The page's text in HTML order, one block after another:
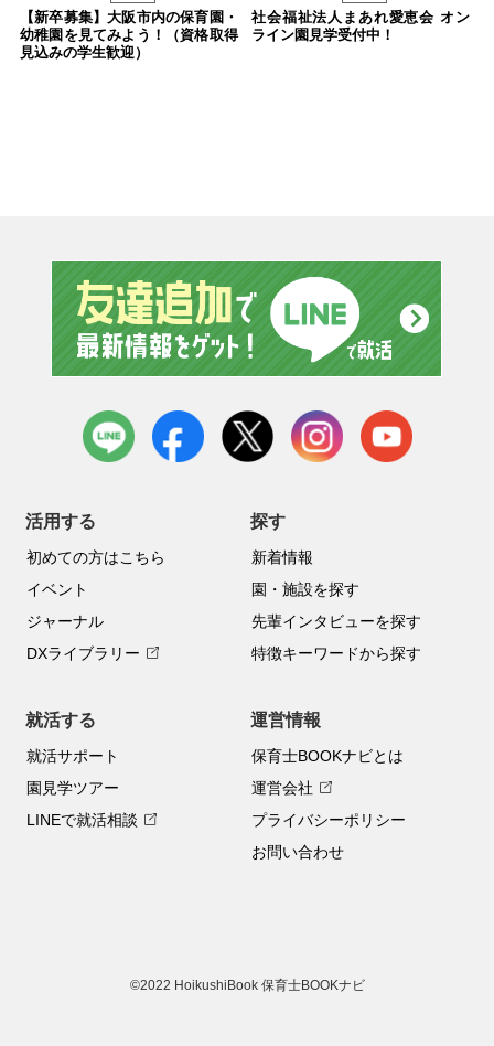
【新卒募集】大阪市内の保育園・
幼稚園を見てみよう！（資格取得
見込みの学生歓迎）
社会福祉法人まあれ愛恵会 オン
ライン園見学受付中！
LINE facebook instagramyoutube
活用する
初めての方はこちら
イベント
ジャーナル
DXライブラリー
探す
新着情報
園・施設を探す
先輩インタビューを探す
特徴キーワードから探す
就活する
就活サポート
園見学ツアー
LINEで就活相談
運営情報
保育士BOOKナビとは
運営会社
プライバシーポリシー
お問い合わせ
©2022 HoikushiBook 保育士BOOKナビ